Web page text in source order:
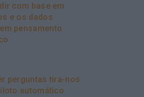
com base em
e os dados
pensamento
perguntas tira-nos
automático